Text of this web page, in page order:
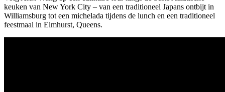
keuken van New York City – van een traditioneel Japans ontbijt in
Williamsburg tot een michelada tijdens de lunch en een traditioneel
feestmaal in Elmhurst, Queens.